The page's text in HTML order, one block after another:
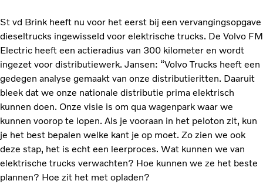
St vd Brink heeft nu voor het eerst bij een vervangingsopgave
dieseltrucks ingewisseld voor elektrische trucks. De Volvo FM
Electric heeft een actieradius van 300 kilometer en wordt
ingezet voor distributiewerk. Jansen: “Volvo Trucks heeft een
gedegen analyse gemaakt van onze distributieritten. Daaruit
bleek dat we onze nationale distributie prima elektrisch
kunnen doen. Onze visie is om qua wagenpark waar we
kunnen voorop te lopen. Als je vooraan in het peloton zit, kun
je het best bepalen welke kant je op moet. Zo zien we ook
deze stap, het is echt een leerproces. Wat kunnen we van
elektrische trucks verwachten? Hoe kunnen we ze het beste
plannen? Hoe zit het met opladen?